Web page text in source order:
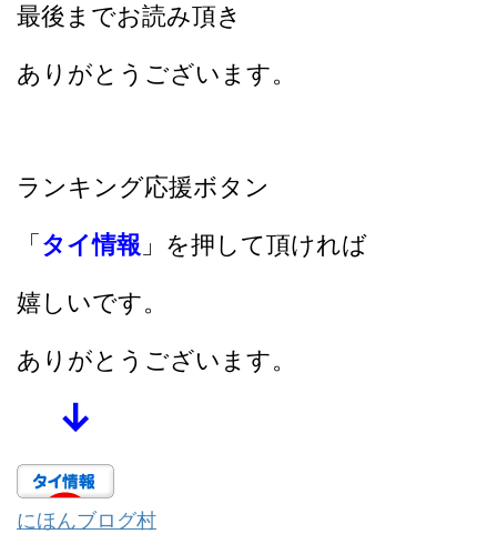
最後までお読み頂き
ありがとうございます。
ランキング応援ボタン
「 タイ情報 」を押して頂ければ
嬉しいです。
ありがとうございます。
↓
にほんブログ村